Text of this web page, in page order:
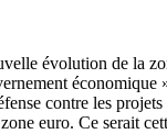
évolution de la
contre les
euro. Ce serait